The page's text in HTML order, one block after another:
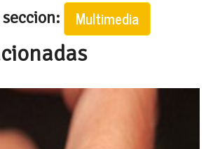
Multimedia